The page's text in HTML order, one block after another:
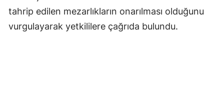
tahrip edilen mezarlıkların onarılması olduğunu
vurgulayarak yetkililere çağrıda bulundu.